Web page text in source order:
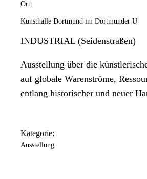
Ort:
Kunsthalle Dortmund im Dortmunder U
INDUSTRIAL (Seidenstraßen)
Ausstellung über die
auf globale Warenströme,
entlang historischer und neuer
Kategorie:
Ausstellung